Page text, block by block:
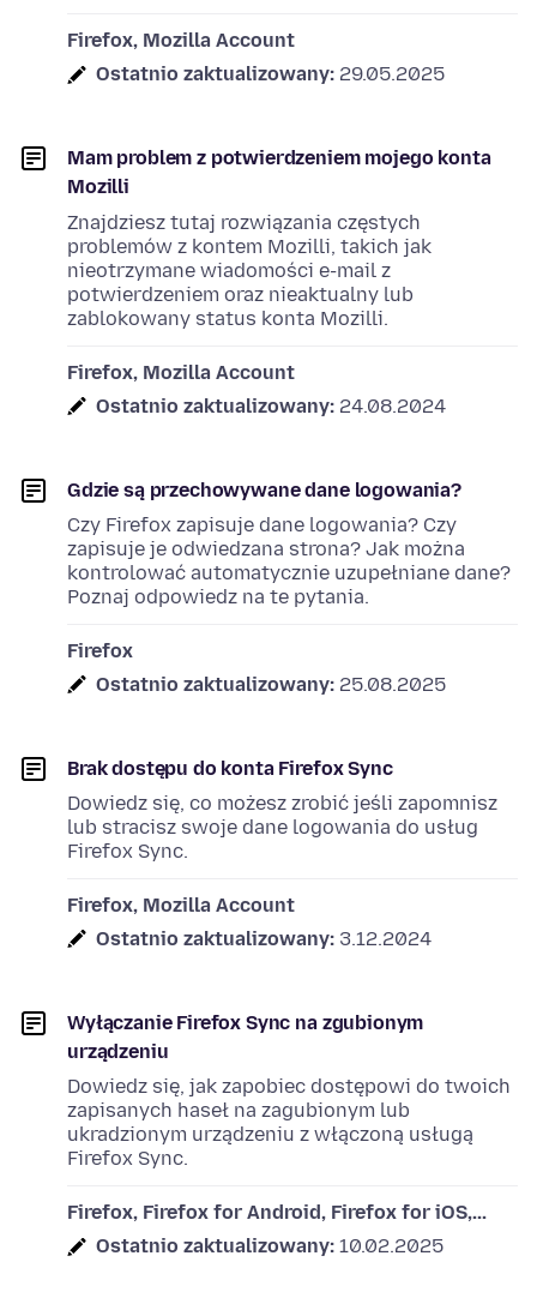
Firefox, Mozilla Account
Ostatnio zaktualizowany: 29.05.2025
Mam problem z potwierdzeniem mojego konta
Mozilli
Znajdziesz tutaj rozwiązania częstych
problemów z kontem Mozilli, takich jak
nieotrzymane wiadomości e-mail z
potwierdzeniem oraz nieaktualny lub
zablokowany status konta Mozilli.
Firefox, Mozilla Account
Ostatnio zaktualizowany: 24.08.2024
Gdzie są przechowywane dane logowania?
Czy Firefox zapisuje dane logowania? Czy
zapisuje je odwiedzana strona? Jak można
kontrolować automatycznie uzupełniane dane?
Poznaj odpowiedz na te pytania.
Firefox
Ostatnio zaktualizowany: 25.08.2025
Brak dostępu do konta Firefox Sync
Dowiedz się, co możesz zrobić jeśli zapomnisz
lub stracisz swoje dane logowania do usług
Firefox Sync.
Firefox, Mozilla Account
Ostatnio zaktualizowany: 3.12.2024
Wyłączanie Firefox Sync na zgubionym
urządzeniu
Dowiedz się, jak zapobiec dostępowi do twoich
zapisanych haseł na zagubionym lub
ukradzionym urządzeniu z włączoną usługą
Firefox Sync.
Firefox, Firefox for Android, Firefox for iOS,...
Ostatnio zaktualizowany: 10.02.2025